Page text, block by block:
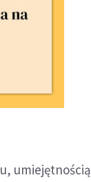
umiejętnością